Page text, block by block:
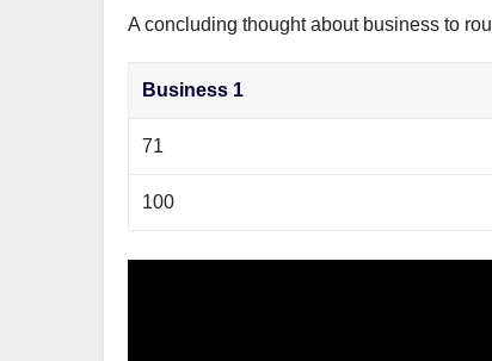
A concluding thought about business to
Business 1
71
100